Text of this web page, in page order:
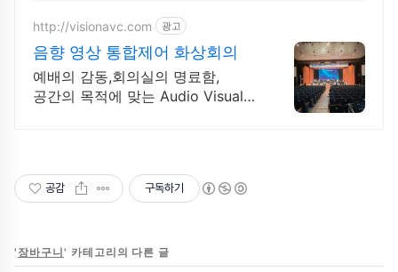
http://visionavc.com 광고
음향 영상 통합제어 화상회의
예배의 감동,회의실의 명료함,
공간의 목적에 맞는 Audio Visual
공감 구독하기
' 장바구니' 카테고리의 다른 글